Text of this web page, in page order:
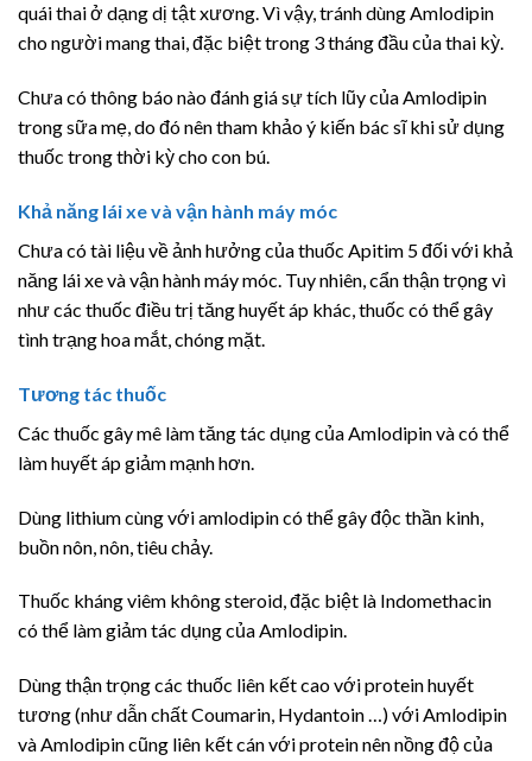
quái thai ở dạng dị tật xương. Vì vậy, tránh dùng Amlodipin
cho người mang thai, đặc biệt trong 3 tháng đầu của thai kỳ.
Chưa có thông báo nào đánh giá sự tích lũy của Amlodipin
trong sữa mẹ, do đó nên tham khảo ý kiến bác sĩ khi sử dụng
thuốc trong thời kỳ cho con bú.
Khả năng lái xe và vận hành máy móc
Chưa có tài liệu về ảnh hưởng của thuốc Apitim 5 đối với khả
năng lái xe và vận hành máy móc. Tuy nhiên, cẩn thận trọng vì
như các thuốc điều trị tăng huyết áp khác, thuốc có thể gây
tình trạng hoa mắt, chóng mặt.
Tương tác thuốc
Các thuốc gây mê làm tăng tác dụng của Amlodipin và có thể
làm huyết áp giảm mạnh hơn.
Dùng lithium cùng với amlodipin có thể gây độc thần kinh,
buồn nôn, nôn, tiêu chảy.
Thuốc kháng viêm không steroid, đặc biệt là Indomethacin
có thể làm giảm tác dụng của Amlodipin.
Dùng thận trọng các thuốc liên kết cao với protein huyết
tương (như dẫn chất Coumarin, Hydantoin …) với Amlodipin
và Amlodipin cũng liên kết cán với protein nên nồng độ của